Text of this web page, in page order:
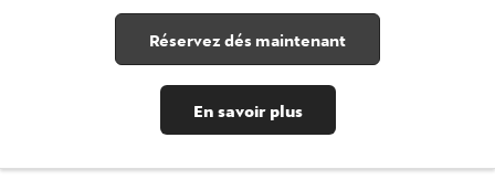
Réservez dés maintenant
En savoir plus